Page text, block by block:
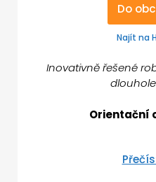
Do
Najít na
Inovativně řešené
Orientační